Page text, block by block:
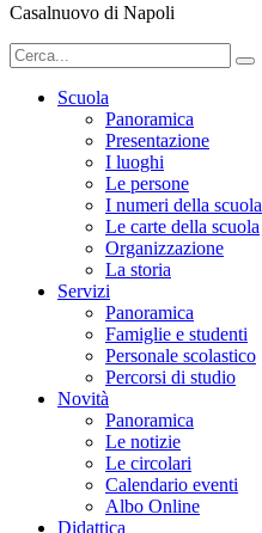
Casalnuovo di Napoli
Scuola
Panoramica
Presentazione
I luoghi
Le persone
I numeri della scuola
Le carte della scuola
Organizzazione
La storia
Servizi
Panoramica
Famiglie e studenti
Personale scolastico
Percorsi di studio
Novità
Panoramica
Le notizie
Le circolari
Calendario eventi
Albo Online
Didattica